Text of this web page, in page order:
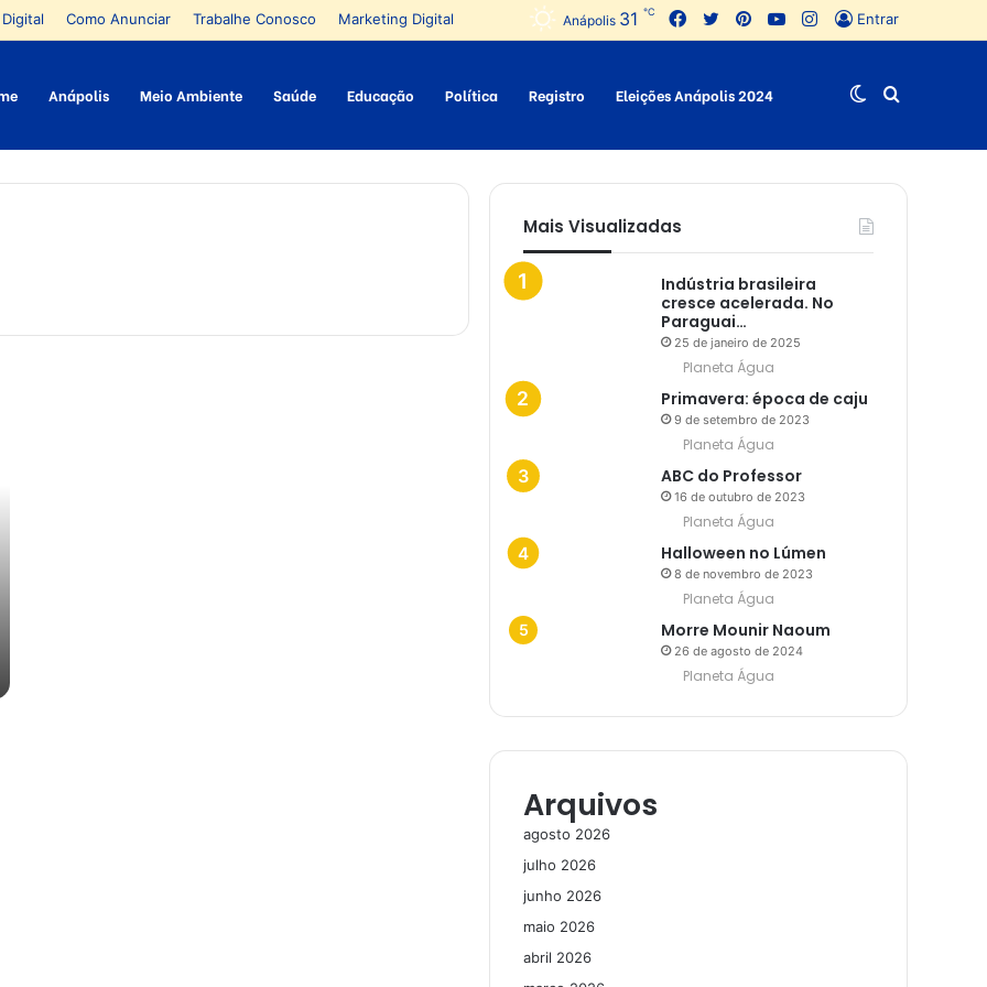
Como Anunciar Trabalhe Conosco Marketing Digital Entrar
Instagram
YouTube
Pinterest
Twitter
Facebook
Anápolis 31 ℃
Anápolis Meio Ambiente Saúde Educação Política Registro Eleições Anápolis 2024 Procurar
Switch
Mais Visualizadas
Indústria brasileira
cresce acelerada. No
Paraguai…
25 de janeiro de 2025
Planeta Água
Primavera: época de caju
9 de setembro de 2023
Planeta Água
ABC do Professor
16 de outubro de 2023
Planeta Água
Halloween no Lúmen
8 de novembro de 2023
Planeta Água
Morre Mounir Naoum
26 de agosto de 2024
Planeta Água
Arquivos
agosto 2026
julho 2026
junho 2026
maio 2026
abril 2026